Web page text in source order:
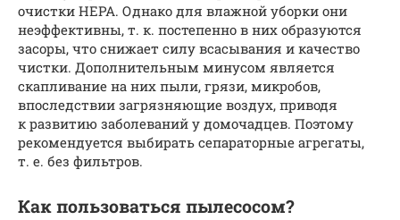
очистки HEPA. Однако для влажной уборки они
неэффективны, т. к. постепенно в них образуются
засоры, что снижает силу всасывания и качество
чистки. Дополнительным минусом является
скапливание на них пыли, грязи, микробов,
впоследствии загрязняющие воздух, приводя
к развитию заболеваний у домочадцев. Поэтому
рекомендуется выбирать сепараторные агрегаты,
т. е. без фильтров.
Как пользоваться пылесосом?